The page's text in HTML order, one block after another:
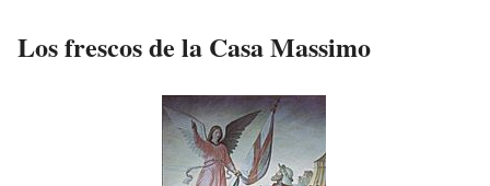
Los frescos de la Casa Massimo